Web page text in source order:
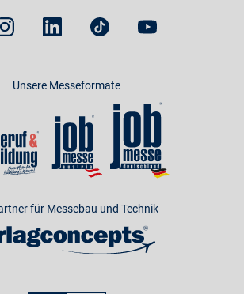
Unsere Messeformate
für Messebau und Technik